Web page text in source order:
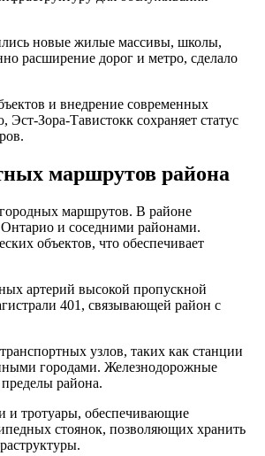
новые жилые массивы, школы,
расширение дорог и метро, сделало
и внедрение современных
Зора-Тавистокк сохраняет статус
маршрутов района
маршрутов. В районе
и соседними районами.
объектов, что обеспечивает
артерий высокой пропускной
401, связывающей район с
узлов, таких как станции
городами. Железнодорожные
района.
и тротуары, обеспечивающие
стоянок, позволяющих хранить